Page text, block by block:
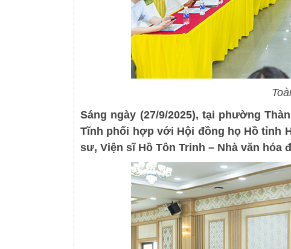
Sáng ngày (27/9/2025), tại phường
Tĩnh phối hợp với Hội đồng họ Hồ tỉnh
sư, Viện sĩ Hồ Tôn Trinh – Nhà văn hóa